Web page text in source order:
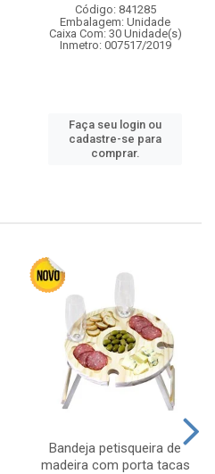
Código: 841285
Embalagem: Unidade
Caixa Com: 30 Unidade(s)
Inmetro: 007517/2019
Faça seu login ou
cadastre-se para
comprar.
Bandeja petisqueira de
madeira com porta tacas